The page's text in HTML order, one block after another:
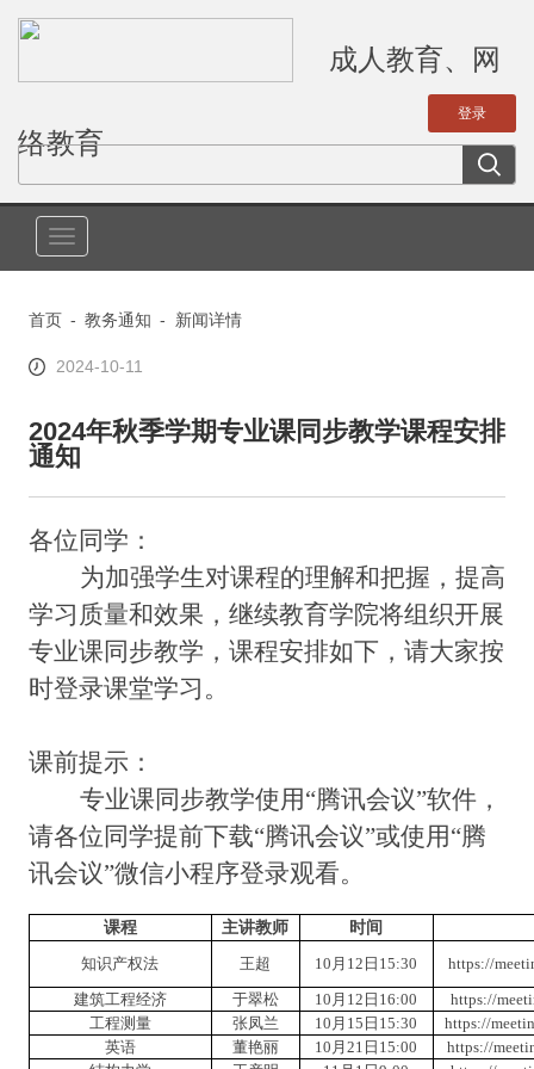
成人教育、网
络教育
切
换
航
首页 - 教务通知 - 新闻详情
2024-10-11
2024年秋季学期专业课同步教学课程安排
通知
各位 同学 ：
为加强学生对课程的理解和把握，提高
学习质量和效果，继续教育学院将组织开展
专业课同步教学，课程安排如下，请大家按
时登录课堂学习。
课前提示：
专业课同步教学使用“腾讯会议”软件，
请各位同学提前下载“腾讯会议”或使用“腾
讯会议”微信小程序登录观看。
课程 主讲教师
时间
知识产权法
王超 10月12日15:30
https://
建筑工程经济
于翠松 10月12日16:00
https://
工程测量
张凤兰 10月15日15:30
https://
英语
董艳丽 10月21日15:00
https://